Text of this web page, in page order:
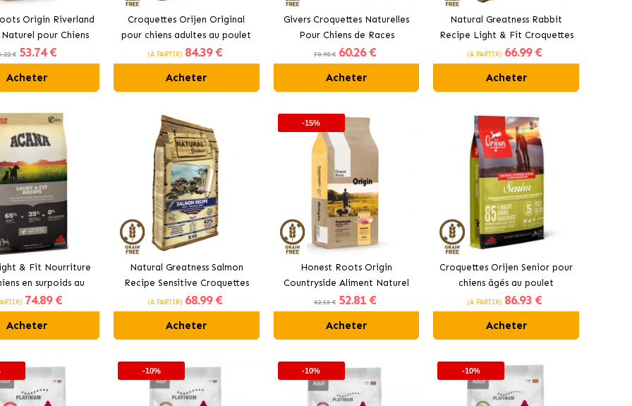
Origin Riverland
pour Chiens
et au Bœuf
€ 53.74 €
Acheter
Croquettes Orijen Original
pour chiens adultes au poulet
(À PARTIR) 84.39 €
Acheter
Givers Croquettes Naturelles
Pour Chiens de Races
Moyennes et Grandes au
Saumon
70.90 € 60.26 €
Acheter
Natural Greatness Rabbit
Recipe Light & Fit Croquettes
pour Chiens Moyens et Grands
(À PARTIR) 66.99 €
Acheter
& Fit Nourriture
en surpoids au
poulet frais
74.89 €
Acheter
Natural Greatness Salmon
Recipe Sensitive Croquettes
pour Chiens Moyens et Grands
(À PARTIR) 68.99 €
Acheter
-15%
Honest Roots Origin
Countryside Aliment Naturel
pour Chiens au Poulet et au
Bœuf
62.13 € 52.81 €
Acheter
Croquettes Orijen Senior pour
chiens âgés au poulet
(À PARTIR) 86.93 €
Acheter
-10% -10% -10%